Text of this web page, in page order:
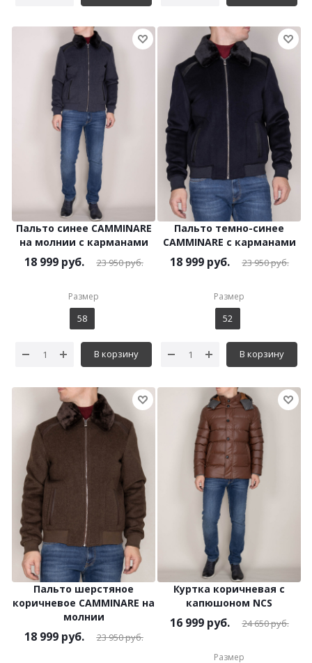
Пальто синее CAMMINARE
на молнии с карманами
18 999руб. 23 950руб.
Размер
58
В корзину
Пальто темно-синее
CAMMINARE с карманами
18 999руб. 23 950руб.
Размер
52
В корзину
Пальто шерстяное
коричневое CAMMINARE на
молнии
18 999руб. 23 950руб.
Куртка коричневая с
капюшоном NCS
16 999руб. 24 650руб.
Размер